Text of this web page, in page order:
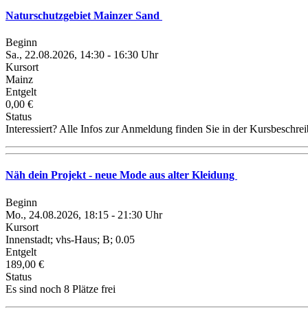
Naturschutzgebiet Mainzer Sand
Beginn
Sa., 22.08.2026, 14:30 - 16:30 Uhr
Kursort
Mainz
Entgelt
0,00 €
Status
Interessiert? Alle Infos zur Anmeldung finden Sie in der
Näh dein Projekt - neue Mode aus alter Kleidung
Beginn
Mo., 24.08.2026, 18:15 - 21:30 Uhr
Kursort
Innenstadt; vhs-Haus; B; 0.05
Entgelt
189,00 €
Status
Es sind noch 8 Plätze frei